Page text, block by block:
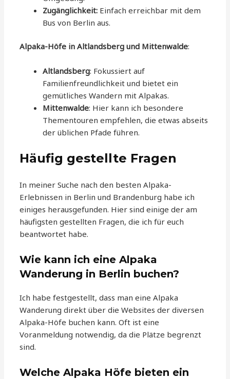
Zugänglichkeit: Einfach erreichbar mit dem
Bus von Berlin aus.
Alpaka-Höfe in Altlandsberg und Mittenwalde:
Altlandsberg: Fokussiert auf
Familienfreundlichkeit und bietet ein
gemütliches Wandern mit Alpakas.
Mittenwalde: Hier kann ich besondere
Thementouren empfehlen, die etwas abseits
der üblichen Pfade führen.
Häufig gestellte Fragen
In meiner Suche nach den besten Alpaka-
Erlebnissen in Berlin und Brandenburg habe ich
einiges herausgefunden. Hier sind einige der am
häufigsten gestellten Fragen, die ich für euch
beantwortet habe.
Wie kann ich eine Alpaka
Wanderung in Berlin buchen?
Ich habe festgestellt, dass man eine Alpaka
Wanderung direkt über die Websites der diversen
Alpaka-Höfe buchen kann. Oft ist eine
Voranmeldung notwendig, da die Plätze begrenzt
sind.
Welche Alpaka Höfe bieten ein